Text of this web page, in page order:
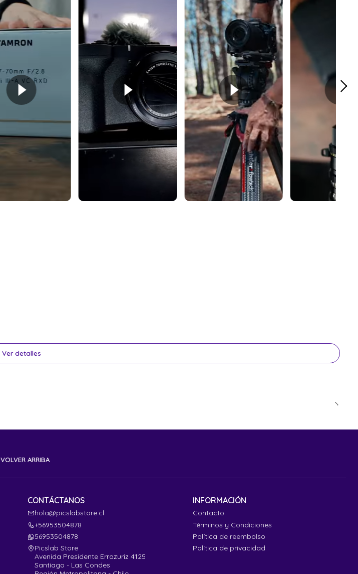
Ver detalles
VOLVER ARRIBA
CONTÁCTANOS
hola@picslabstore.cl
+56953504878
56953504878
Picslab Store
Avenida Presidente Errazuriz 4125
Santiago - Las Condes
INFORMACIÓN
Contacto
Términos y Condiciones
Política de reembolso
Política de privacidad